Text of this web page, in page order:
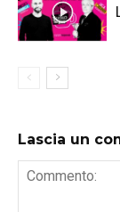
Lascia un